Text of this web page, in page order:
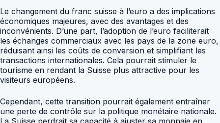
Le changement du franc suisse à l’euro a des implications
économiques majeures, avec des avantages et des
inconvénients. D’une part, l’adoption de l’euro faciliterait
les échanges commerciaux avec les pays de la zone euro,
réduisant ainsi les coûts de conversion et simplifiant les
transactions internationales. Cela pourrait stimuler le
tourisme en rendant la Suisse plus attractive pour les
visiteurs européens.
Cependant, cette transition pourrait également entraîner
une perte de contrôle sur la politique monétaire nationale.
La Suisse perdrait sa capacité à ajuster sa monnaie en